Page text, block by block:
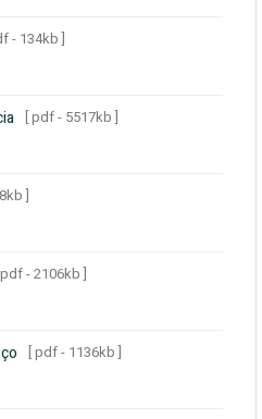
- 134kb ]
[ pdf - 5517kb ]
]
- 2106kb ]
[ pdf - 1136kb ]